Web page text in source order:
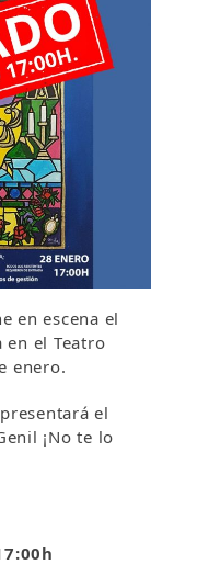
en escena el
en el Teatro
enero.
el
¡No te lo